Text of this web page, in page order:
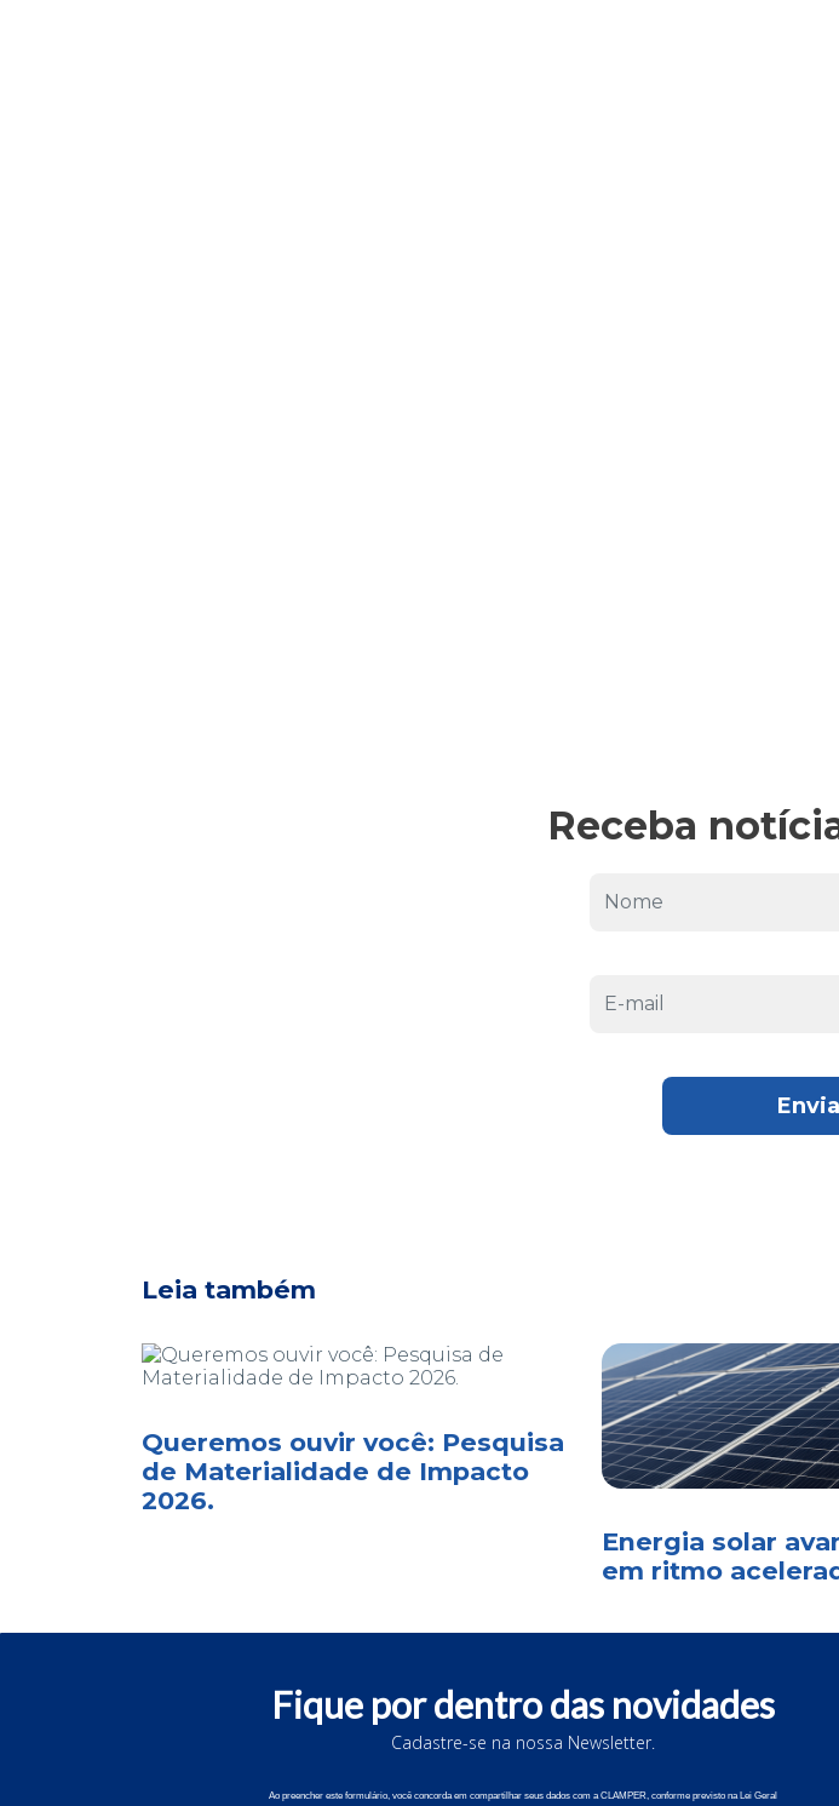
Fique por dentro das novidades
Cadastre-se na nossa Newsletter.
Ao preencher este formulário, você concorda em compartilhar seus dados com a CLAMPER, conforme previsto na Lei Geral
Receba
Leia também
Queremos ouvir você: Pesquisa
de Materialidade de Impacto
2026.
Energia solar
em ritmo